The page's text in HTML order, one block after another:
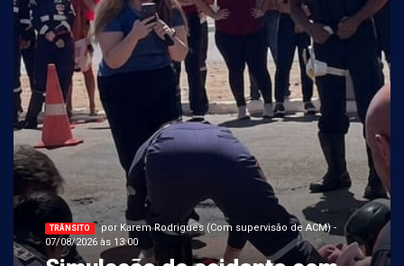
TRÂNSITO
por Karem Rodrigues (Com supervisão de ACM) -
07/08/2026 às 13:00